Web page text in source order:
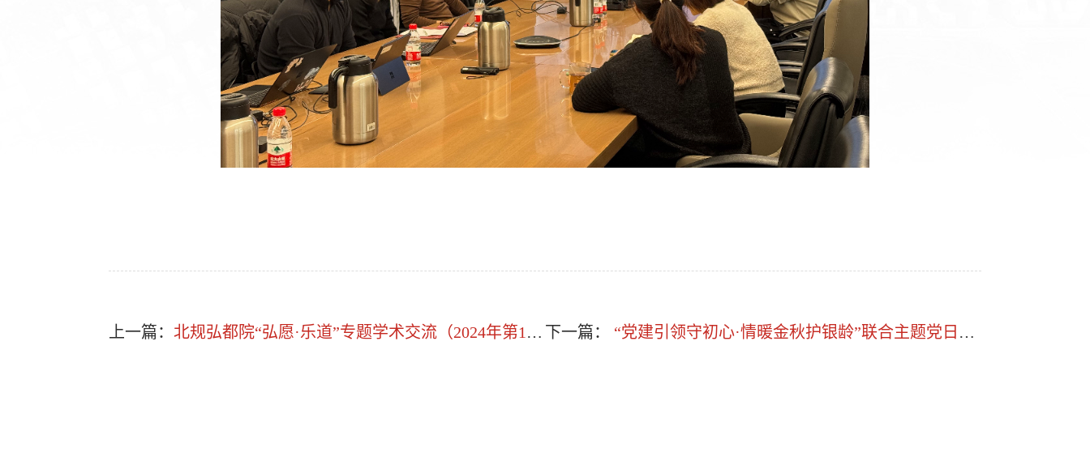
上一篇：北规弘都院“弘愿·乐道”专题学术交流（2024年第13期）—— 一个小切口调查研究——以城市副中心闲置人防工程综合利用研究为例 下一篇： “党建引领守初心·情暖金秋护银龄”联合主题党日活动——调研昌平区泰康之家·燕园养老社区项目